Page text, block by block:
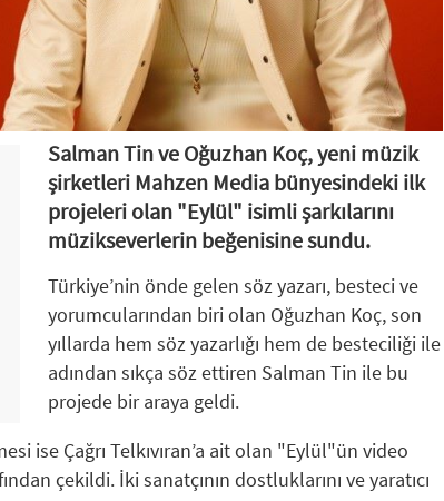
Salman Tin ve Oğuzhan Koç, yeni müzik
şirketleri Mahzen Media bünyesindeki ilk
projeleri olan "Eylül" isimli şarkılarını
müzikseverlerin beğenisine sundu.
Türkiye’nin önde gelen söz yazarı, besteci ve
yorumcularından biri olan Oğuzhan Koç, son
yıllarda hem söz yazarlığı hem de besteciliği ile
adından sıkça söz ettiren Salman Tin ile bu
projede bir araya geldi.
ise Çağrı Telkıvıran’a ait olan "Eylül"ün video
çekildi. İki sanatçının dostluklarını ve yaratıcı